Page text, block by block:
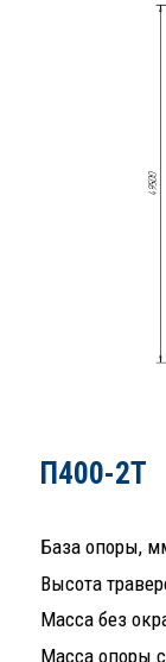
П400-2Т
База опоры,
Высота
Масса без
Масса опоры